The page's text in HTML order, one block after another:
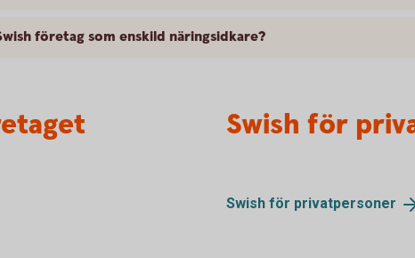
företag som enskild näringsidkare?
Swish för
Swish för privatpersoner